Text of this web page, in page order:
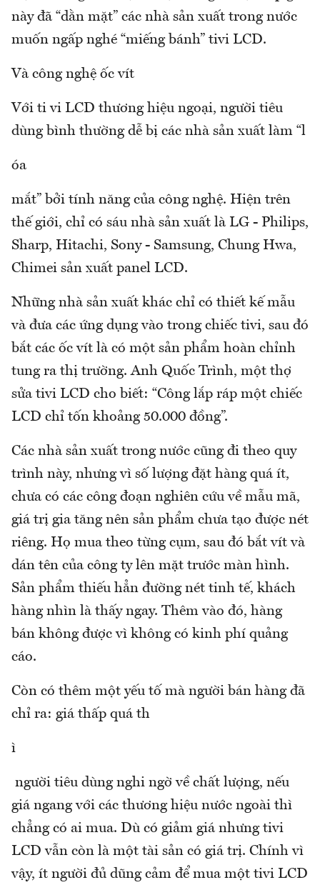
này đã “dằn mặt” các nhà sản xuất trong nước
muốn ngấp nghé “miếng bánh” tivi LCD.
Và công nghệ ốc vít
Với ti vi LCD thương hiệu ngoại, người tiêu
dùng bình thường dễ bị các nhà sản xuất làm “l
óa
mắt” bởi tính năng của công nghệ. Hiện trên
thế giới, chỉ có sáu nhà sản xuất là LG - Philips,
Sharp, Hitachi, Sony - Samsung, Chung Hwa,
Chimei sản xuất panel LCD.
Những nhà sản xuất khác chỉ có thiết kế mẫu
và đưa các ứng dụng vào trong chiếc tivi, sau đó
bắt các ốc vít là có một sản phẩm hoàn chỉnh
tung ra thị trường. Anh Quốc Trình, một thợ
sửa tivi LCD cho biết: “Công lắp ráp một chiếc
LCD chỉ tốn khoảng 50.000 đồng”.
Các nhà sản xuất trong nước cũng đi theo quy
trình này, nhưng vì số lượng đặt hàng quá ít,
chưa có các công đoạn nghiên cứu về mẫu mã,
giá trị gia tăng nên sản phẩm chưa tạo được nét
riêng. Họ mua theo từng cụm, sau đó bắt vít và
dán tên của công ty lên mặt trước màn hình.
Sản phẩm thiếu hẳn đường nét tinh tế, khách
hàng nhìn là thấy ngay. Thêm vào đó, hàng
bán không được vì không có kinh phí quảng
cáo.
Còn có thêm một yếu tố mà người bán hàng đã
chỉ ra: giá thấp quá th
ì
người tiêu dùng nghi ngờ về chất lượng, nếu
giá ngang với các thương hiệu nước ngoài thì
chẳng có ai mua. Dù có giảm giá nhưng tivi
LCD vẫn còn là một tài sản có giá trị. Chính vì
vậy, ít người đủ dũng cảm để mua một tivi LCD